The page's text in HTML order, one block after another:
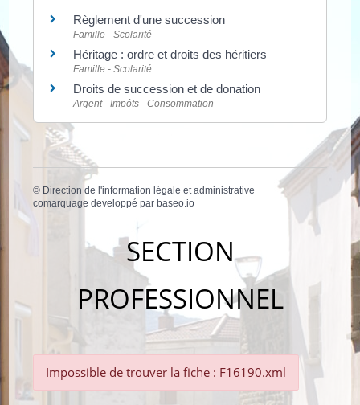
Règlement d'une succession
Famille - Scolarité
Héritage : ordre et droits des héritiers
Famille - Scolarité
Droits de succession et de donation
Argent - Impôts - Consommation
© Direction de l'information légale et administrative
comarquage developpé parbaseo.io
SECTION
PROFESSIONNEL
Impossible de trouver la fiche : F16190.xml